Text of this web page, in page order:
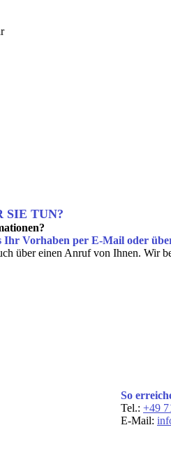
SIE TUN?
Ihr Vorhaben per E-Mail oder
über einen Anruf von Ihnen. Wir
So
Tel.: +49
E-Mail: